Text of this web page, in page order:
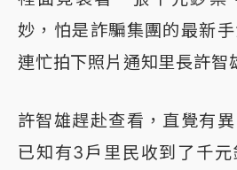
妙，怕是詐騙集團的最新
連忙拍下照片通知里長許智
許智雄趕赴查看，直覺有
已知有3戶里民收到了千